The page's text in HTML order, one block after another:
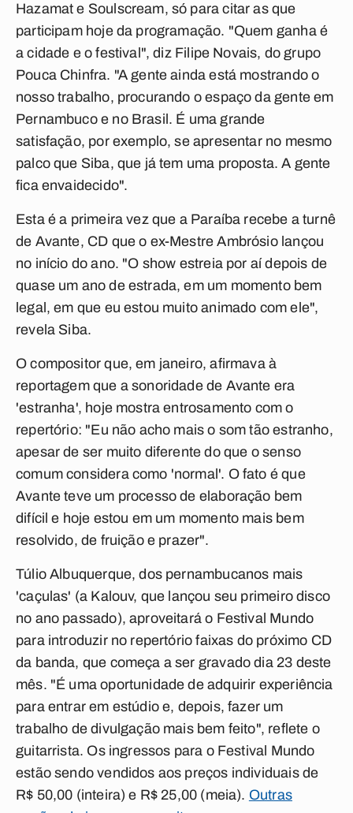
Hazamat e Soulscream, só para citar as que
participam hoje da programação. "Quem ganha é
a cidade e o festival", diz Filipe Novais, do grupo
Pouca Chinfra. "A gente ainda está mostrando o
nosso trabalho, procurando o espaço da gente em
Pernambuco e no Brasil. É uma grande
satisfação, por exemplo, se apresentar no mesmo
palco que Siba, que já tem uma proposta. A gente
fica envaidecido".
Esta é a primeira vez que a Paraíba recebe a turnê
de Avante, CD que o ex-Mestre Ambrósio lançou
no início do ano. "O show estreia por aí depois de
quase um ano de estrada, em um momento bem
legal, em que eu estou muito animado com ele",
revela Siba.
O compositor que, em janeiro, afirmava à
reportagem que a sonoridade de Avante era
'estranha', hoje mostra entrosamento com o
repertório: "Eu não acho mais o som tão estranho,
apesar de ser muito diferente do que o senso
comum considera como 'normal'. O fato é que
Avante teve um processo de elaboração bem
difícil e hoje estou em um momento mais bem
resolvido, de fruição e prazer".
Túlio Albuquerque, dos pernambucanos mais
'caçulas' (a Kalouv, que lançou seu primeiro disco
no ano passado), aproveitará o Festival Mundo
para introduzir no repertório faixas do próximo CD
da banda, que começa a ser gravado dia 23 deste
mês. "É uma oportunidade de adquirir experiência
para entrar em estúdio e, depois, fazer um
trabalho de divulgação mais bem feito", reflete o
guitarrista. Os ingressos para o Festival Mundo
estão sendo vendidos aos preços individuais de
R$ 50,00 (inteira) e R$ 25,00 (meia). Outras